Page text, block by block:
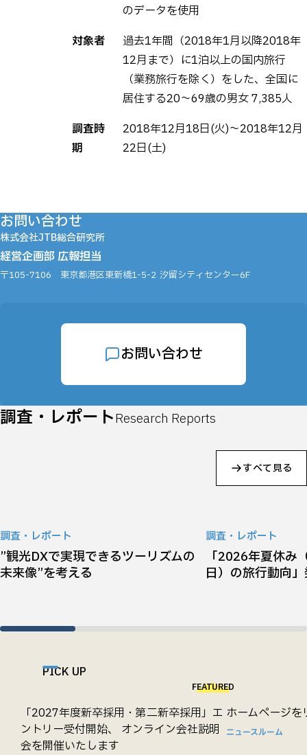
のデータを使用
対象者
過去1年間（2018年1月以降2018年
12月まで）に1泊以上の国内旅行
（業務旅行を除く）をした、全国に
居住する20～69歳の男女 7,385人
調査時
期
2018年12月18日(火)～2018年12月
22日(土)
お問い合わせ
株式会社JTB総合研究所
経営企画部 広報担当
〒105-7106 東京都港区東新橋1-5-2 汐留シティセンター6F
お問い合わせ
調査・レポートResearch Reports
すべて見る
調査・レポート
”観光DXで実現できるツーリズムの
未来像”を考える
調査・レポート
「2026年夏休
日）の旅行動向
PICK UP
FEATURED
「2027年度新卒採用・第二新卒採用」エ
ントリー受付開始、 オンライン会社説明
会を開催いたします
ホームページ
ニュースルーム